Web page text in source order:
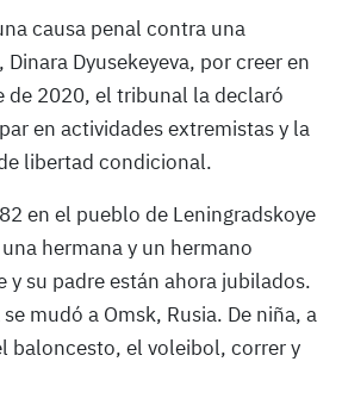
causa penal contra una
Dyusekeyeva, por creer en
de 2020, el tribunal la declaró
en actividades extremistas y la
libertad condicional.
en el pueblo de Leningradskoye
hermana y un hermano
y su padre están ahora jubilados.
mudó a Omsk, Rusia. De niña, a
baloncesto, el voleibol, correr y